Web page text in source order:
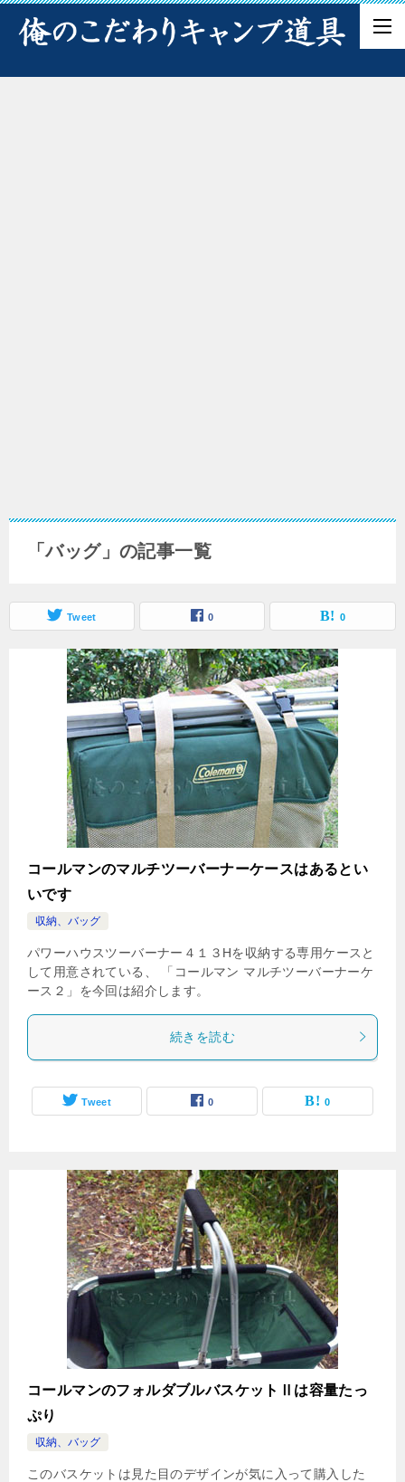
「バッグ」の記事一覧
Tweet 0 0
コールマンのマルチツーバーナーケースはあるとい
いです
収納、バッグ
パワーハウスツーバーナー４１３Hを収納する専用ケースと
して用意されている、 「コールマン マルチツーバーナーケ
ース２」を今回は紹介します。
続きを読む
Tweet 0 0
コールマンのフォルダブルバスケットⅡは容量たっ
ぷり
収納、バッグ
このバスケットは見た目のデザインが気に入って購入した